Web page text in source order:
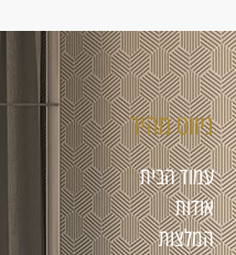
ניווט מהיר
עמוד הבית
אודות
המלצות